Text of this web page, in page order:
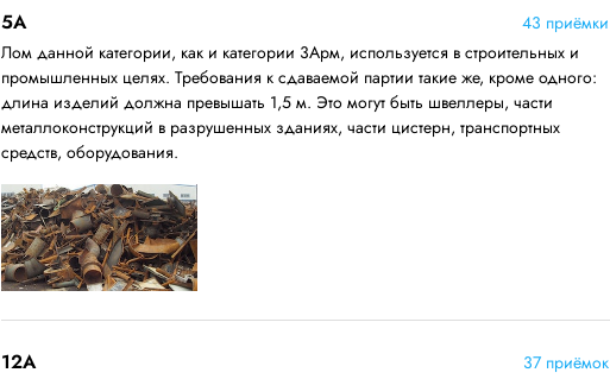
5А
43 приёмки
Лом данной категории, как и категории 3Арм, используется в строительных и
промышленных целях. Требования к сдаваемой партии такие же, кроме одного:
длина изделий должна превышать 1,5 м. Это могут быть швеллеры, части
металлоконструкций в разрушенных зданиях, части цистерн, транспортных
средств, оборудования.
12A
37 приёмок